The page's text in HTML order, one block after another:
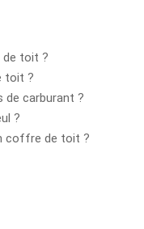
de toit ?
toit ?
carburant ?
?
coffre de toit ?